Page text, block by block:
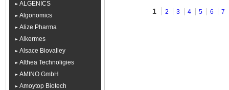
ALGENICS
Algonomics
Alize Pharma
Alkermes
Alsace Biovalley
Althea Technoligies
AMINO GmbH
Amoytop Biotech
1 2 3 4 5 6 7